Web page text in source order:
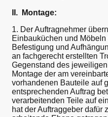
II. Montage:
1. Der Auftragnehmer
Einbauküchen und
Befestigung und
an fachgerecht erstellten
Gegenstand des
Montage der am
vorhandenen Bauteile auf
entsprechenden Auftrag
verarbeitenden Teile auf
hat der Auftraggeber dafür